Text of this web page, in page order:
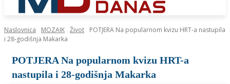
Naslovnica MOZAIK Život
POTJERA Na popularnom kvizu HRT-a nastupila
i 28-godišnja Makarka
POTJERA Na popularnom kvizu HRT-a
nastupila i 28-godišnja Makarka